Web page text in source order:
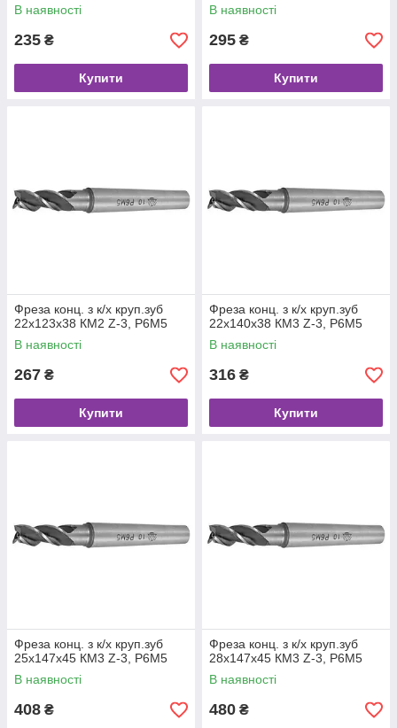
В наявності
235 ₴
Купити
В наявності
295 ₴
Купити
Фреза конц. з к/х круп.зуб
22х123х38 КМ2 Z-3, Р6М5
В наявності
267 ₴
Купити
Фреза конц. з к/х круп.зуб
22х140х38 КМ3 Z-3, Р6М5
В наявності
316 ₴
Купити
Фреза конц. з к/х круп.зуб
25х147х45 КМ3 Z-3, Р6М5
В наявності
408 ₴
Фреза конц. з к/х круп.зуб
28х147х45 КМ3 Z-3, Р6М5
В наявності
480 ₴